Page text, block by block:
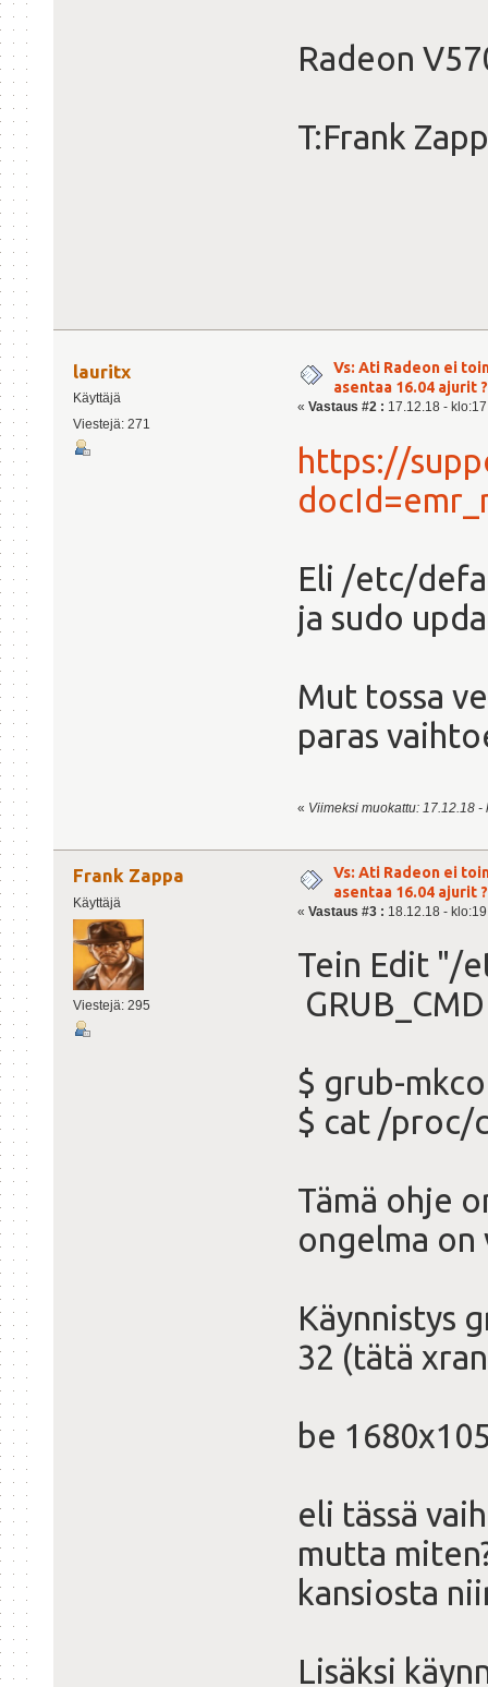
Radeon
T:Frank
lauritx
Käyttäjä
Viestejä: 271
Vs: Ati Radeon ei
asentaa 16.04 ajurit ?
« Vastaus #2 : 17.12.18 -
https://
Eli /etc/
ja sudo
Mut tossa
paras
« Viimeksi muokattu: 17.12.18
Frank Zappa
Käyttäjä
Viestejä: 295
Vs: Ati Radeon ei
asentaa 16.04 ajurit ?
« Vastaus #3 : 18.12.18 -
Tein Edit
$ grub-
$ cat /proc/
Tämä ohje
ongelma
Käynnistys
32 (tätä
be
eli tässä
mutta
kansiosta
Lisäksi